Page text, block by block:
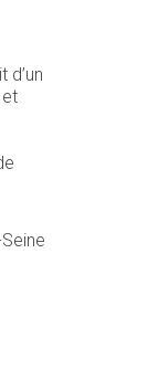
d’un